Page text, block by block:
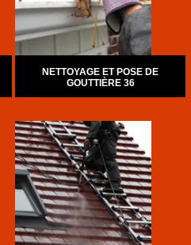
NETTOYAGE ET POSE DE
GOUTTIÈRE 36